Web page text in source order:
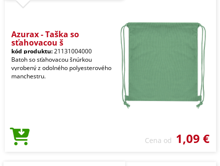
Azurax - Taška so
sťahovacou š
kód produktu:21131004000
Batoh so sťahovacou šnúrkou
vyrobený z odolného polyesterového
manchestru.
Cena od 1,09 €